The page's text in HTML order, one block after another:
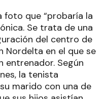
con ellos. “Ella
muy mal.
legal que ella abrió
cama haciendo el
eran muy amigas
hace dos años
para todos lados:
y Martín, el